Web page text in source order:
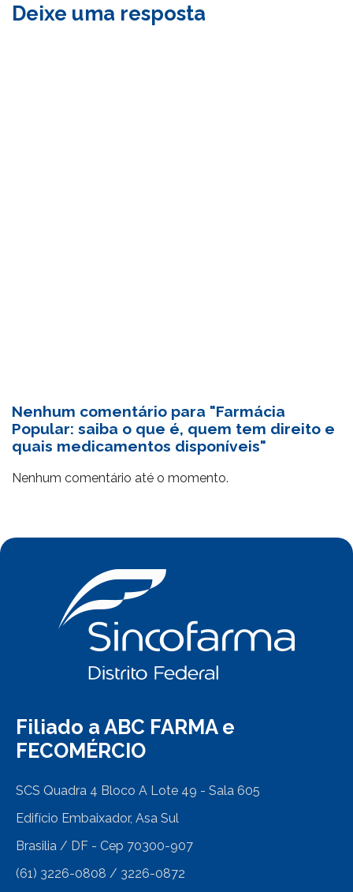
Deixe uma resposta
Nenhum comentário para "Farmácia
Popular: saiba o que é, quem tem direito e
quais medicamentos disponíveis"
Nenhum comentário até o momento.
Filiado a ABC FARMA e
FECOMÉRCIO
SCS Quadra 4 Bloco A Lote 49 - Sala 605
Edifício Embaixador, Asa Sul
Brasilia / DF - Cep 70300-907
(61) 3226-0808 / 3226-0872